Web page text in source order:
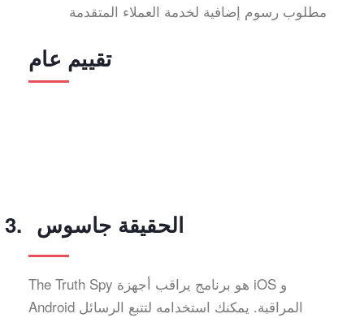
مطلوب رسوم إضافية لخدمة العملاء المتقدمة
تقييم عام
الحقيقة جاسوس
The Truth Spy هو برنامج يراقب أجهزة iOS و
Android المراقبة. يمكنك استخدامه لتتبع الرسائل